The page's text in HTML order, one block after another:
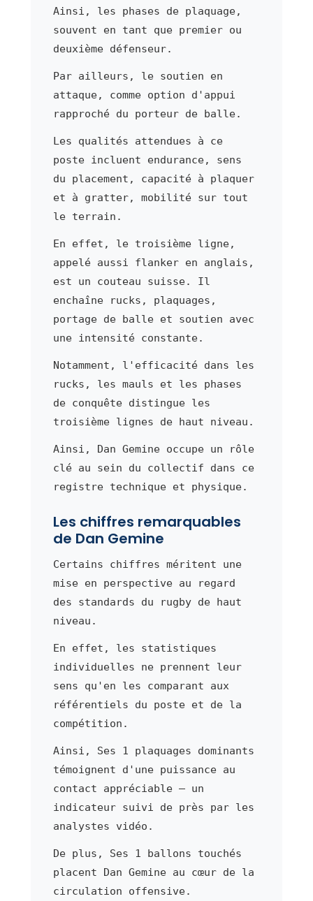
Ainsi, les phases de plaquage,
souvent en tant que premier ou
deuxième défenseur.
Par ailleurs, le soutien en
attaque, comme option d'appui
rapproché du porteur de balle.
Les qualités attendues à ce
poste incluent endurance, sens
du placement, capacité à plaquer
et à gratter, mobilité sur tout
le terrain.
En effet, le troisième ligne,
appelé aussi flanker en anglais,
est un couteau suisse. Il
enchaîne rucks, plaquages,
portage de balle et soutien avec
une intensité constante.
Notamment, l'efficacité dans les
rucks, les mauls et les phases
de conquête distingue les
troisième lignes de haut niveau.
Ainsi, Dan Gemine occupe un rôle
clé au sein du collectif dans ce
registre technique et physique.
Les chiffres remarquables
de Dan Gemine
Certains chiffres méritent une
mise en perspective au regard
des standards du rugby de haut
niveau.
En effet, les statistiques
individuelles ne prennent leur
sens qu'en les comparant aux
référentiels du poste et de la
compétition.
Ainsi, Ses 1 plaquages dominants
témoignent d'une puissance au
contact appréciable — un
indicateur suivi de près par les
analystes vidéo.
De plus, Ses 1 ballons touchés
placent Dan Gemine au cœur de la
circulation offensive.